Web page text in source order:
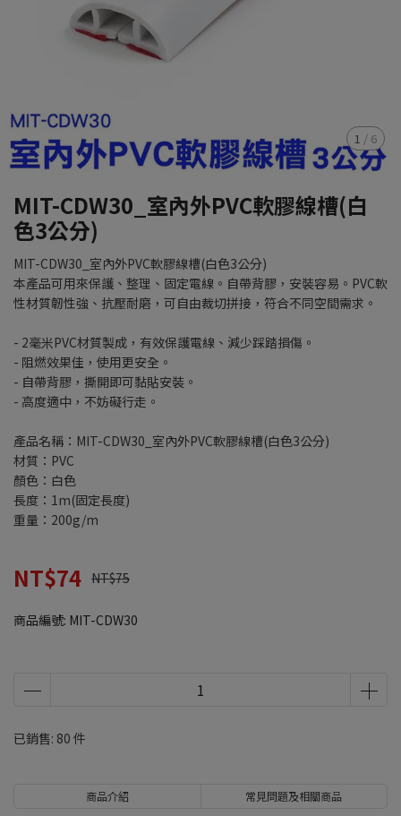
1 / 6
MIT-CDW30_室內外PVC軟膠線槽(白
色3公分)
MIT-CDW30_室內外PVC軟膠線槽(白色3公分)
本產品可用來保護、整理、固定電線。自帶背膠，安裝容易。PVC軟
性材質韌性強、抗壓耐磨，可自由裁切拼接，符合不同空間需求。
- 2毫米PVC材質製成，有效保護電線、減少踩踏損傷。
- 阻燃效果佳，使用更安全。
- 自帶背膠，撕開即可黏貼安裝。
- 高度適中，不妨礙行走。
產品名稱：MIT-CDW30_室內外PVC軟膠線槽(白色3公分)
材質：PVC
顏色：白色
長度：1m(固定長度)
重量：200g/m
NT$74 NT$75
商品編號: MIT-CDW30
已銷售: 80 件
商品介紹 常見問題及相關商品